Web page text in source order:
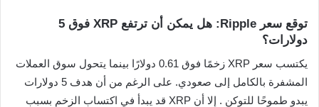
توقع سعر Ripple: هل يمكن أن ترتفع XRP فوق 5
دولارات؟
يكتسب سعر XRP زخمًا فوق 0.61 دولارًا بينما يتحول سوق العملات
المشفرة بالكامل إلى صعودي. على الرغم من أن هدف 5 دولارات
يبدو طموحًا للتوكن . إلا أن XRP قد يبدأ في اكتساب الزخم بسبب